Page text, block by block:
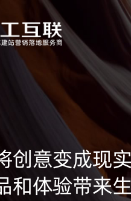
创意变成现
和体验带来